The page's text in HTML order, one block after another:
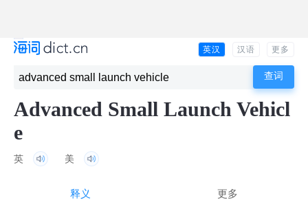
英汉 汉语 更多
Advanced Small Launch Vehicl
e
英 美
释义 更多